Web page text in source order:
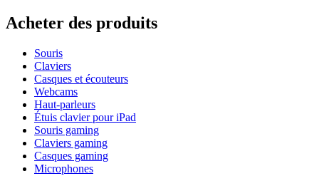
Acheter des produits
Souris
Claviers
Casques et écouteurs
Webcams
Haut-parleurs
Étuis clavier pour iPad
Souris gaming
Claviers gaming
Casques gaming
Microphones